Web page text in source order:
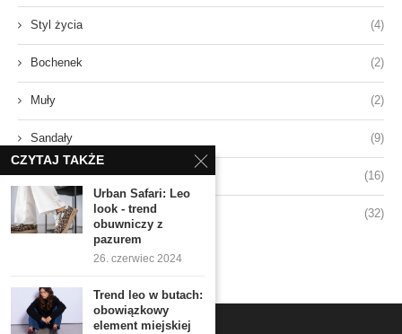
Styl życia (4)
Bochenek (2)
Muły (2)
Sandały (9)
Sneakersy (16)
Styl (32)
CZYTAJ TAKŻE
Urban Safari: Leo
look - trend
obuwniczy z
pazurem
26. czerwiec 2024
Trend leo w butach:
obowiązkowy
element miejskiej